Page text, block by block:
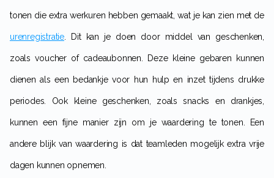
tonen die extra werkuren hebben gemaakt, wat je kan zien met de
urenregistratie. Dit kan je doen door middel van geschenken,
zoals voucher of cadeaubonnen. Deze kleine gebaren kunnen
dienen als een bedankje voor hun hulp en inzet tijdens drukke
periodes. Ook kleine geschenken, zoals snacks en drankjes,
kunnen een fijne manier zijn om je waardering te tonen. Een
andere blijk van waardering is dat teamleden mogelijk extra vrije
dagen kunnen opnemen.